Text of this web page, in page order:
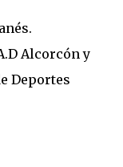
Alcorcón y
Deportes